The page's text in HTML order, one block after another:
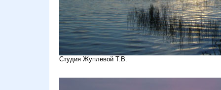
Студия Жуплевой Т.В.